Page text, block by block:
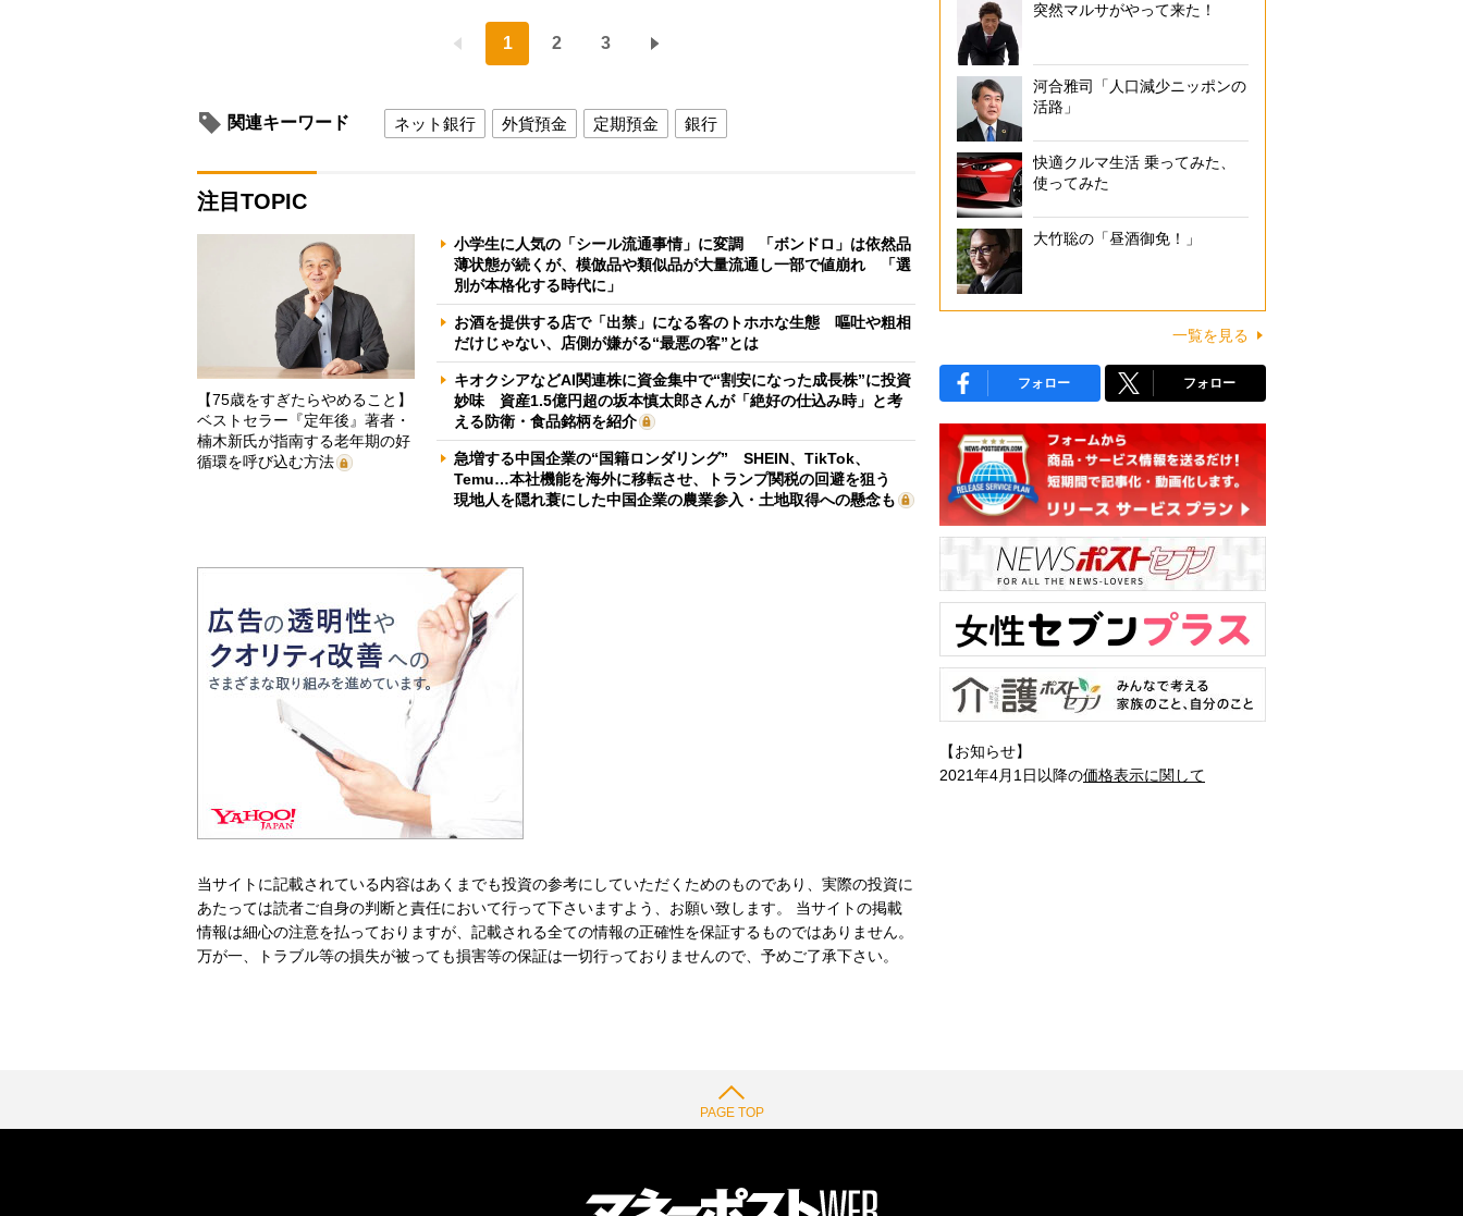
1 2 3
関連キーワード ネット銀行 外貨預金 定期預金 銀行
注目TOPIC
【75歳をすぎたらやめること】
ベストセラー『定年後』著者・
楠木新氏が指南する老年期の好
循環を呼び込む方法
小学生に人気の「シール流通事情」に変調 「ボンドロ」は依然品
薄状態が続くが、模倣品や類似品が大量流通し一部で値崩れ 「選
別が本格化する時代に」
お酒を提供する店で「出禁」になる客のトホホな生態 嘔吐や粗相
だけじゃない、店側が嫌がる“最悪の客”とは
キオクシアなどAI関連株に資金集中で“割安になった成長株”に投資
妙味 資産1.5億円超の坂本慎太郎さんが「絶好の仕込み時」と考
える防衛・食品銘柄を紹介
急増する中国企業の“国籍ロンダリング” SHEIN、TikTok、
Temu…本社機能を海外に移転させ、トランプ関税の回避を狙う
現地人を隠れ蓑にした中国企業の農業参入・土地取得への懸念も
当サイトに記載されている内容はあくまでも投資の参考にしていただくためのものであり、実際の投資に
あたっては読者ご自身の判断と責任において行って下さいますよう、お願い致します。 当サイトの掲載
情報は細心の注意を払っておりますが、記載される全ての情報の正確性を保証するものではありません。
万が一、トラブル等の損失が被っても損害等の保証は一切行っておりませんので、予めご了承下さい。
突然マルサがやって来た！
河合雅司「人口減少ニッポンの
活路」
快適クルマ生活 乗ってみた、
使ってみた
大竹聡の「昼酒御免！」
一覧を見る
フォロー フォロー
【お知らせ】
2021年4月1日以降の価格表示に関して
PAGE TOP